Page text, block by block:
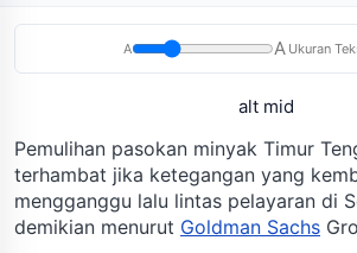
A A Ukuran
alt mid
Pemulihan pasokan minyak Timur
terhambat jika ketegangan yang
mengganggu lalu lintas pelayaran di
demikian menurut Goldman Sachs